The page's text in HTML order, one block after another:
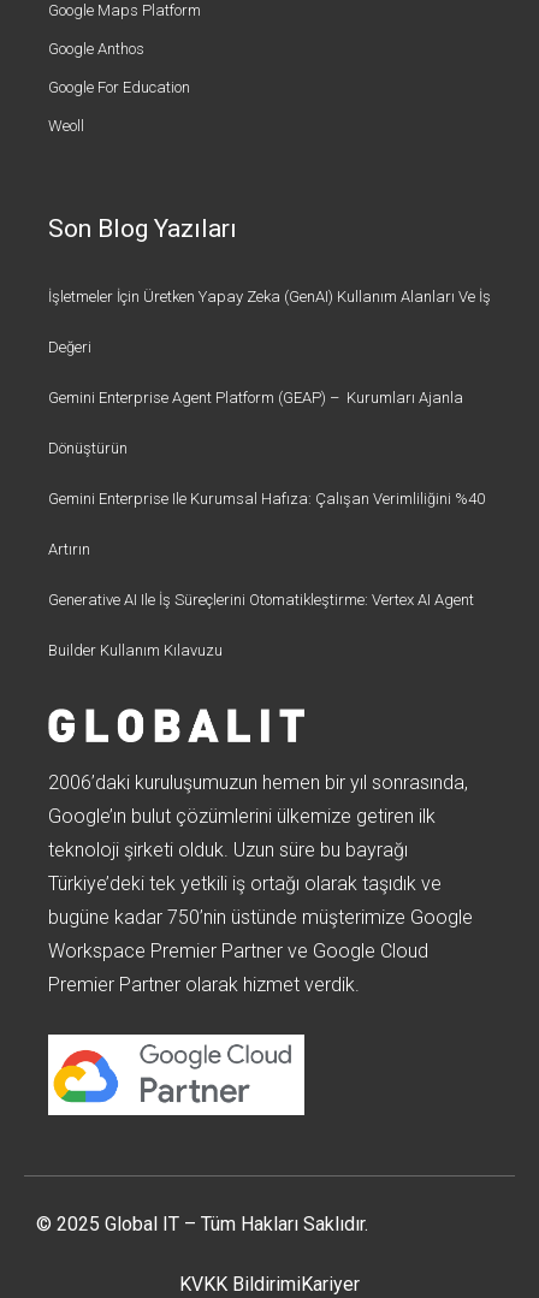
Google Maps Platform
Google Anthos
Google For Education
Weoll
Son Blog Yazıları
İşletmeler İçin Üretken Yapay Zeka (GenAI) Kullanım Alanları Ve İş
Değeri
Gemini Enterprise Agent Platform (GEAP) – Kurumları Ajanla
Dönüştürün
Gemini Enterprise Ile Kurumsal Hafıza: Çalışan Verimliliğini %40
Artırın
Generative AI Ile İş Süreçlerini Otomatikleştirme: Vertex AI Agent
Builder Kullanım Kılavuzu
2006’daki kuruluşumuzun hemen bir yıl sonrasında,
Google’ın bulut çözümlerini ülkemize getiren ilk
teknoloji şirketi olduk. Uzun süre bu bayrağı
Türkiye’deki tek yetkili iş ortağı olarak taşıdık ve
bugüne kadar 750’nin üstünde müşterimize Google
Workspace Premier Partner ve Google Cloud
Premier Partner olarak hizmet verdik.
© 2025 Global IT – Tüm Hakları Saklıdır.
KVKK BildirimiKariyer